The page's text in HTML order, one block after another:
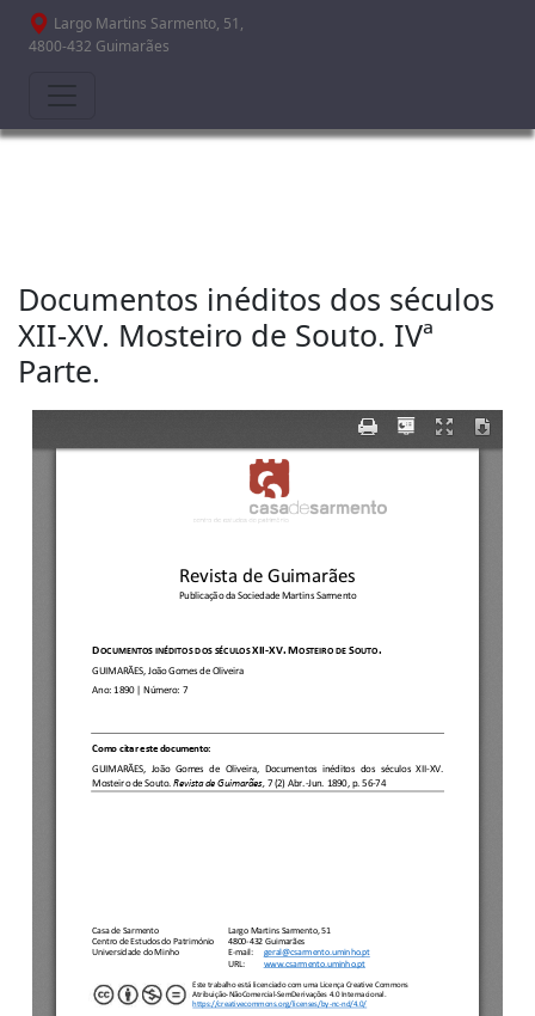
Passar para o conteúdo principal
Largo Martins Sarmento, 51,
4800-432 Guimarães
Documentos inéditos dos séculos
XII-XV. Mosteiro de Souto. IVª
Parte.